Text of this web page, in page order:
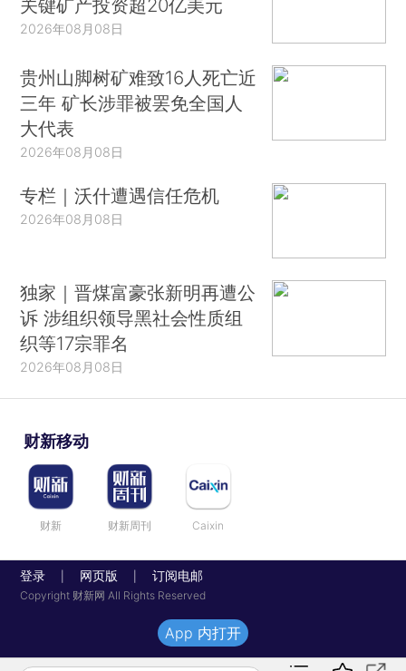
关键矿产投资超20亿美元
2026年08月08日
贵州山脚树矿难致16人死亡近
三年 矿长涉罪被罢免全国人
大代表
2026年08月08日
专栏｜沃什遭遇信任危机
2026年08月08日
独家｜晋煤富豪张新明再遭公
诉 涉组织领导黑社会性质组
织等17宗罪名
2026年08月08日
财新移动
财新 财新周刊 Caixin
登录 网页版 订阅电邮
Copyright 财新网 All Rights Reserved
App 内打开